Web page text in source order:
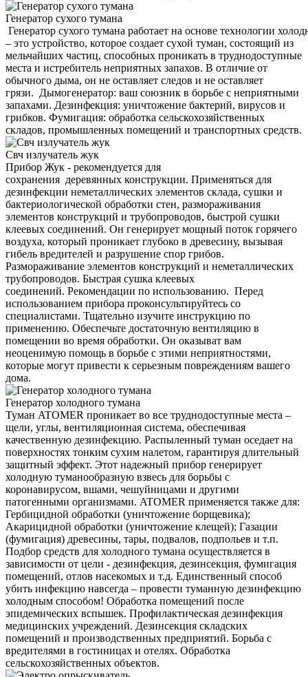
Генератор сухого тумана
Генератор сухого тумана работает на основе технологии
– это устройство, которое создает сухой туман, состоящий из
мельчайших частиц, способных проникать в труднодоступные
места и истребитель неприятных запахов. В отличие от
обычного дыма, он не оставляет следов и не оставляет
грязи. Дымогенератор: ваш союзник в борьбе с неприятными
запахами. Дезинфекция: уничтожение бактерий, вирусов и
грибков. Фумигация: обработка сельскохозяйственных
складов, промышленных помещений и транспортных средств.
Свч излучатель жук
Прибор Жук - рекомендуется для
сохранения деревянных конструкции. Применяться для
дезинфекции неметаллических элементов склада, сушки и
бактериологической обработки стен, размораживания
элементов конструкций и трубопроводов, быстрой сушки
клеевых соединений. Он генерирует мощный поток горячего
воздуха, который проникает глубоко в древесину, вызывая
гибель вредителей и разрушение спор грибов.
Размораживание элементов конструкций и неметаллических
трубопроводов. Быстрая сушка клеевых
соединений. Рекомендации по использованию. Перед
использованием прибора проконсультируйтесь со
специалистами. Тщательно изучите инструкцию по
применению. Обеспечьте достаточную вентиляцию в
помещении во время обработки. Он оказыват вам
неоценимую помощь в борьбе с этими неприятностями,
которые могут привести к серьезным повреждениям вашего
дома.
Генератор холодного тумана
Туман ATOMER проникает во все труднодоступные места –
щели, углы, вентиляционная система, обеспечивая
качественную дезинфекцию. Распыленный туман оседает на
поверхностях тонким сухим налетом, гарантируя длительный
защитный эффект. Этот надежный прибор генерирует
холодную туманообразную взвесь для борьбы с
коронавирусом, вшами, чешуйницами и другими
патогенными организмами. ATOMER применяется также для:
Гербицидной обработки (уничтожение борщевика);
Акарицидной обработки (уничтожение клещей); Газации
(фумигация) древесины, тары, подвалов, подпольев и т.п.
Подбор средств для холодного тумана осуществляется в
зависимости от цели - дезинфекция, дезинсекция, фумигация
помещений, отлов насекомых и т.д. Единственный способ
убить инфекцию навсегда – провести туманную дезинфекцию
холодным способом! Обработка помещений после
эпидемических вспышек. Профилактическая дезинфекция
медицинских учреждений. Дезинсекция складских
помещений и производственных предприятий. Борьба с
вредителями в гостиницах и отелях. Обработка
сельскохозяйственных объектов.